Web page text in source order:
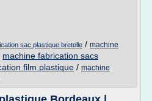
sac plastique bretelle / machine
machine fabrication sacs
film plastique / machine